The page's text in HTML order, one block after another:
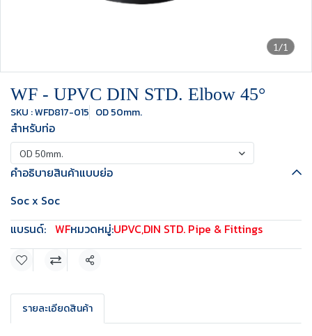
1/1
WF - UPVC DIN STD. Elbow 45°
SKU : WFD817-015 OD 50mm.
สำหรับท่อ
OD 50mm.
คำอธิบายสินค้าแบบย่อ
Soc x Soc
แบรนด์: WFหมวดหมู่:UPVC,DIN STD. Pipe & Fittings
แชร์
รายละเอียดสินค้า